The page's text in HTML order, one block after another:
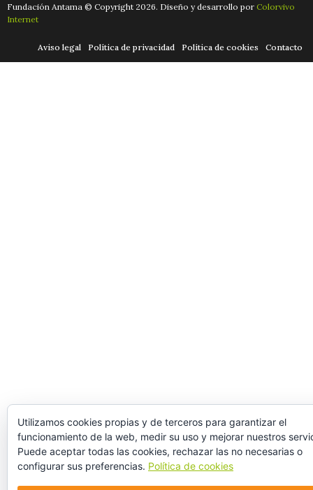
Fundación Antama © Copyright 2026. Diseño y desarrollo por Colorvivo
Internet
Aviso legal Política de privacidad Política de cookies Contacto
Utilizamos cookies propias y de terceros para garantizar el
funcionamiento de la web, medir su uso y mejorar nuestros
Puede aceptar todas las cookies, rechazar las no necesarias o
configurar sus preferencias. Política de cookies